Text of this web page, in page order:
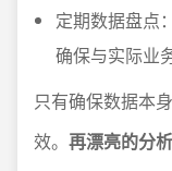
定期数据盘点
确保与实际业
只有确保数据本
效。 再漂亮的分